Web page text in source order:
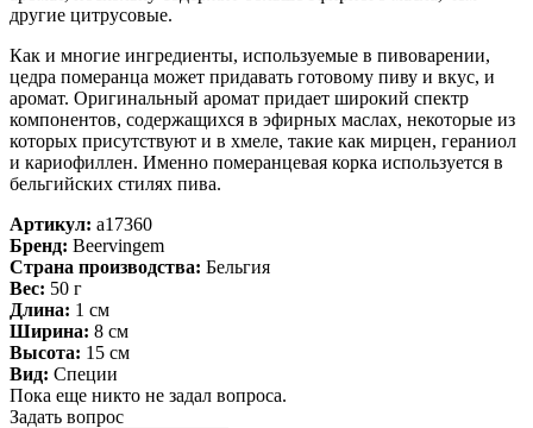
другие цитрусовые.
Как и многие ингредиенты, используемые в пивоварении,
цедра померанца может придавать готовому пиву и вкус, и
аромат. Оригинальный аромат придает широкий спектр
компонентов, содержащихся в эфирных маслах, некоторые из
которых присутствуют и в хмеле, такие как мирцен, гераниол
и кариофиллен. Именно померанцевая корка используется в
бельгийских стилях пива.
Артикул: a17360
Бренд: Beervingem
Страна производства: Бельгия
Вес: 50 г
Длина: 1 см
Ширина: 8 см
Высота: 15 см
Вид: Специи
Пока еще никто не задал вопроса.
Задать вопрос